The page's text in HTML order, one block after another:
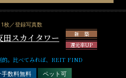
1枚／登録写真数
田スカイタワー
新 築
還元率UP
的。比べてみれば、REIT FIND
手数料無料 ペット可